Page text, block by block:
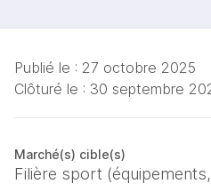
Publié le : 27 octobre 2025
Clôturé le : 30 septembre
Marché(s) cible(s)
Filière sport